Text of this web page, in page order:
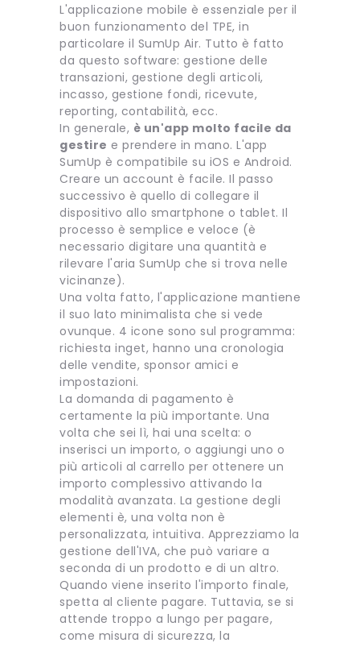
L'applicazione mobile è essenziale per il
buon funzionamento del TPE, in
particolare il SumUp Air. Tutto è fatto
da questo software: gestione delle
transazioni, gestione degli articoli,
incasso, gestione fondi, ricevute,
reporting, contabilità, ecc.
In generale, è un'app molto facile da
gestire e prendere in mano. L'app
SumUp è compatibile su iOS e Android.
Creare un account è facile. Il passo
successivo è quello di collegare il
dispositivo allo smartphone o tablet. Il
processo è semplice e veloce (è
necessario digitare una quantità e
rilevare l'aria SumUp che si trova nelle
vicinanze).
Una volta fatto, l'applicazione mantiene
il suo lato minimalista che si vede
ovunque. 4 icone sono sul programma:
richiesta inget, hanno una cronologia
delle vendite, sponsor amici e
impostazioni.
La domanda di pagamento è
certamente la più importante. Una
volta che sei lì, hai una scelta: o
inserisci un importo, o aggiungi uno o
più articoli al carrello per ottenere un
importo complessivo attivando la
modalità avanzata. La gestione degli
elementi è, una volta non è
personalizzata, intuitiva. Apprezziamo la
gestione dell'IVA, che può variare a
seconda di un prodotto e di un altro.
Quando viene inserito l'importo finale,
spetta al cliente pagare. Tuttavia, se si
attende troppo a lungo per pagare,
come misura di sicurezza, la